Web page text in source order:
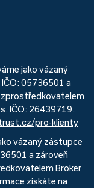
jako vázaný
05736501 a
IČO: 26439719.
pro-klienty
vázaný zástupce
a zároveň
Broker
získáte na